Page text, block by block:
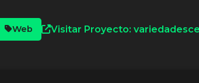
Web Visitar Proyecto: